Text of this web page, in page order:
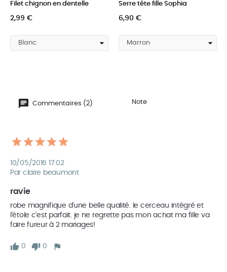
Filet chignon en dentelle
2,99 €
Serre tête fille Sophia
6,90 €
Commentaires (2) Note
10/05/2016 17:02
Par claire beaumont
ravie
robe magnifique d'une belle qualité. le cerceau intégré et
l'étole c'est parfait. je ne regrette pas mon achat ma fille va
faire fureur à 2 mariages!
0 0